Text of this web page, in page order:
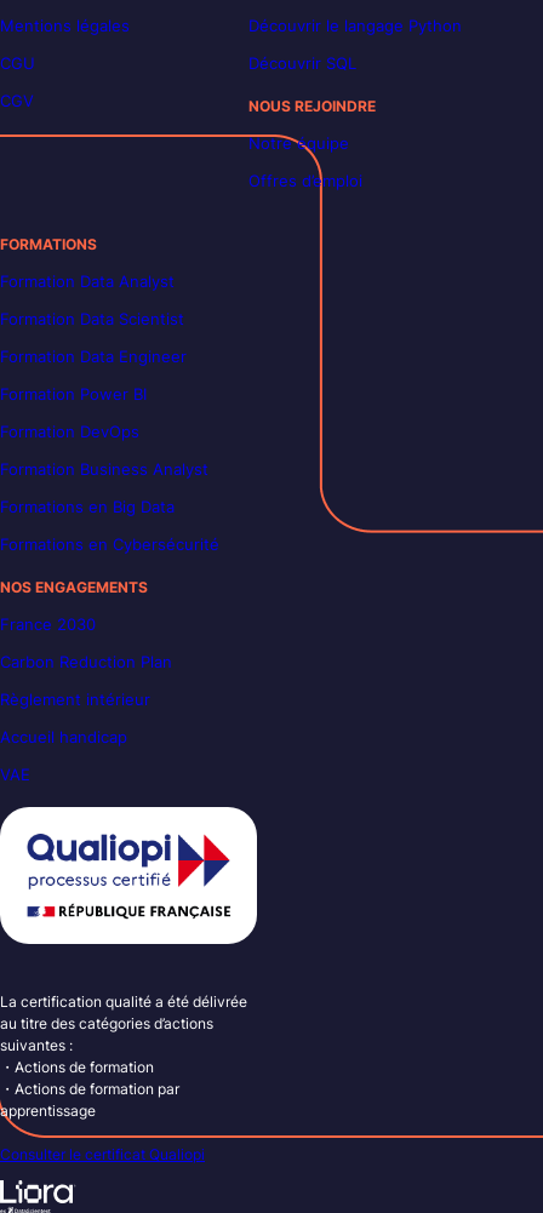
Mentions légales
CGU
CGV
Découvrir le langage Python
Découvrir SQL
NOUS REJOINDRE
Notre équipe
Offres d’emploi
FORMATIONS
Formation Data Analyst
Formation Data Scientist
Formation Data Engineer
Formation Power BI
Formation DevOps
Formation Business Analyst
Formations en Big Data
Formations en Cybersécurité
NOS ENGAGEMENTS
France 2030
Carbon Reduction Plan
Règlement intérieur
Accueil handicap
VAE
La certification qualité a été délivrée
au titre des catégories d’actions
suivantes :
・Actions de formation
・Actions de formation par
apprentissage
Consulter le certificat Qualiopi